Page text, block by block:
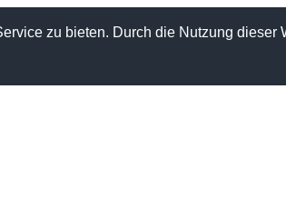
zu bieten. Durch die Nutzung dieser